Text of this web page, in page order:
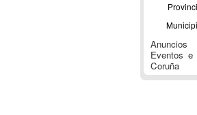
Eventos e
Coruña